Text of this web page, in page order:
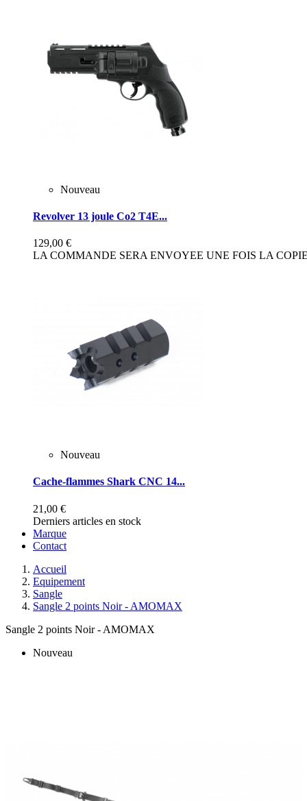
Nouveau
Revolver 13 joule Co2 T4E...
129,00 €
LA COMMANDE SERA ENVOYEE UNE FOIS LA
Nouveau
Cache-flammes Shark CNC 14...
21,00 €
Derniers articles en stock
Marque
Contact
Accueil
Equipement
Sangle
Sangle 2 points Noir - AMOMAX
Sangle 2 points Noir - AMOMAX
Nouveau